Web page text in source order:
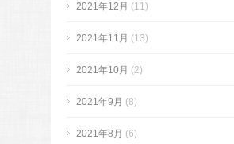
2021年12月 (11)
2021年11月 (13)
2021年10月 (2)
2021年9月 (8)
2021年8月 (6)